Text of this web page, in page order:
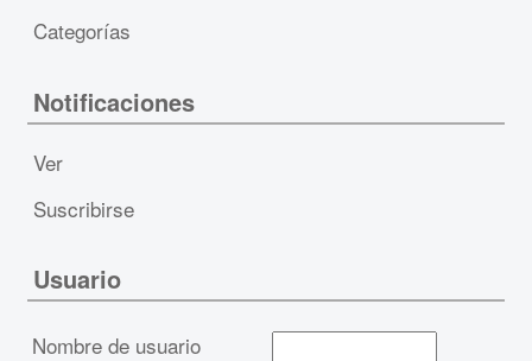
Categorías
Notificaciones
Ver
Suscribirse
Usuario
Nombre de usuario